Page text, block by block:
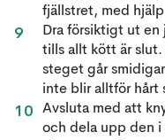
fjällstret, med hjälp
Dra försiktigt ut
tills allt kött är slut.
steget går
inte blir alltför hårt
Avsluta med att
och dela upp den i